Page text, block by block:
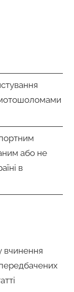
або не
в
вчинення